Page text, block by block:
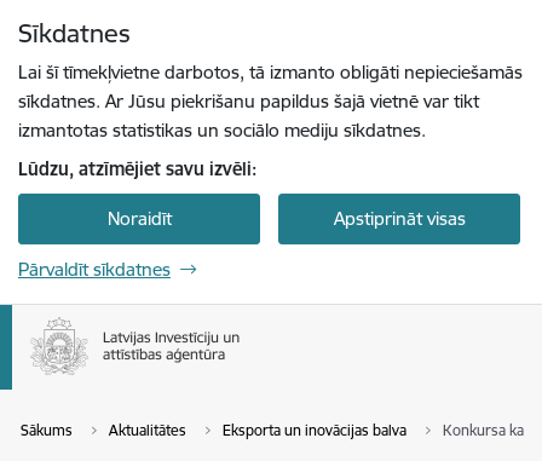
Sīkdatnes
Lai šī tīmekļvietne darbotos, tā izmanto obligāti nepieciešamās
sīkdatnes. Ar Jūsu piekrišanu papildus šajā vietnē var tikt
izmantotas statistikas un sociālo mediju sīkdatnes.
Lūdzu, atzīmējiet savu izvēli:
Noraidīt Apstiprināt visas
Pārvaldīt sīkdatnes
Sākums Aktualitātes Eksporta un inovācijas balva Konkursa